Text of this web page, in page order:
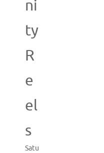
ni
ty
R
e
el
s
Satu